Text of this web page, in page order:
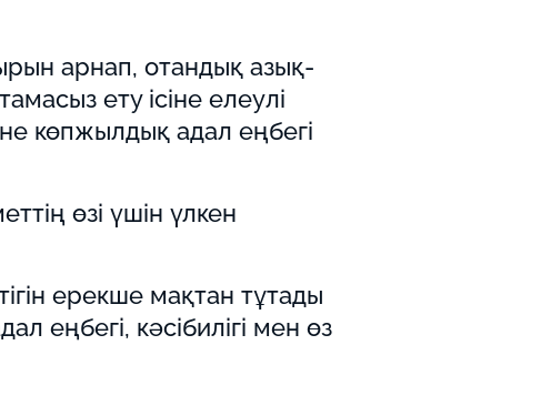
арнап, отандық азық-
ету ісіне елеулі
көпжылдық адал еңбегі
өзі үшін үлкен
ерекше мақтан тұтады
еңбегі, кәсібилігі мен өз